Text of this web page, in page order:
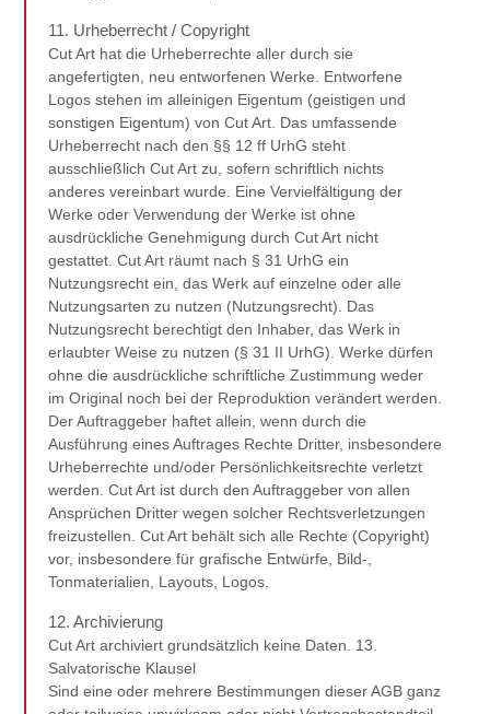
11. Urheberrecht / Copyright
Cut Art hat die Urheberrechte aller durch sie
angefertigten, neu entworfenen Werke. Entworfene
Logos stehen im alleinigen Eigentum (geistigen und
sonstigen Eigentum) von Cut Art. Das umfassende
Urheberrecht nach den §§ 12 ff UrhG steht
ausschließlich Cut Art zu, sofern schriftlich nichts
anderes vereinbart wurde. Eine Vervielfältigung der
Werke oder Verwendung der Werke ist ohne
ausdrückliche Genehmigung durch Cut Art nicht
gestattet. Cut Art räumt nach § 31 UrhG ein
Nutzungsrecht ein, das Werk auf einzelne oder alle
Nutzungsarten zu nutzen (Nutzungsrecht). Das
Nutzungsrecht berechtigt den Inhaber, das Werk in
erlaubter Weise zu nutzen (§ 31 II UrhG). Werke dürfen
ohne die ausdrückliche schriftliche Zustimmung weder
im Original noch bei der Reproduktion verändert werden.
Der Auftraggeber haftet allein, wenn durch die
Ausführung eines Auftrages Rechte Dritter, insbesondere
Urheberrechte und/oder Persönlichkeitsrechte verletzt
werden. Cut Art ist durch den Auftraggeber von allen
Ansprüchen Dritter wegen solcher Rechtsverletzungen
freizustellen. Cut Art behält sich alle Rechte (Copyright)
vor, insbesondere für grafische Entwürfe, Bild-,
Tonmaterialien, Layouts, Logos.
12. Archivierung
Cut Art archiviert grundsätzlich keine Daten. 13.
Salvatorische Klausel
Sind eine oder mehrere Bestimmungen dieser AGB ganz